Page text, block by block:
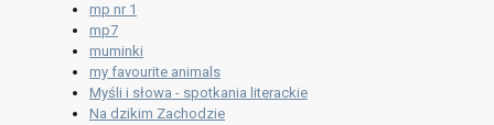
mp nr 1
mp7
muminki
my favourite animals
Myśli i słowa - spotkania literackie
Na dzikim Zachodzie